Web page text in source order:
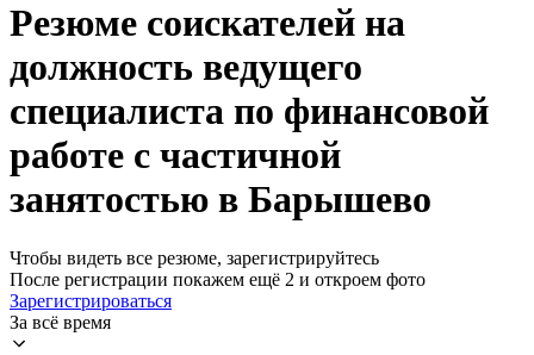
Резюме соискателей на
должность ведущего
специалиста по финансовой
работе с частичной
занятостью в Барышево
Чтобы видеть все резюме, зарегистрируйтесь
После регистрации покажем ещё 2 и откроем фото
Зарегистрироваться
За всё время